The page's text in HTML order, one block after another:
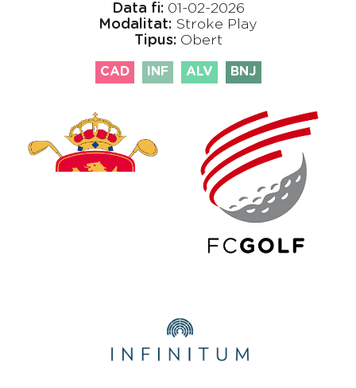
Data fi: 01-02-2026
Modalitat: Stroke Play
Tipus: Obert
CAD INF ALV BNJ